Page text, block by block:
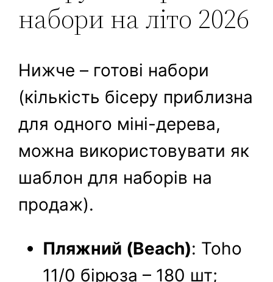
набори на літо 2026
Нижче – готові набори
(кількість бісеру приблизна
для одного міні-дерева,
можна використовувати як
шаблон для наборів на
продаж).
Пляжний (Beach): Toho
11/0 бірюза – 180 шт;